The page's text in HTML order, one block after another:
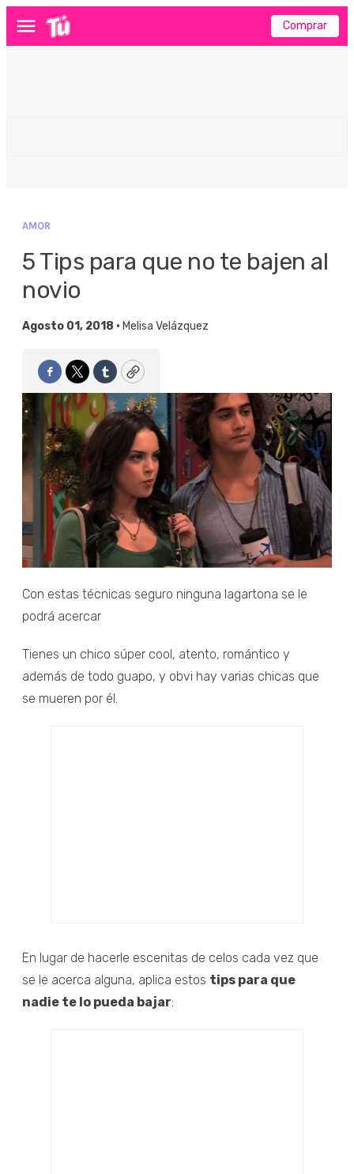
Menú Comprar
AMOR
5 Tips para que no te bajen al
novio
Agosto 01, 2018 • Melisa Velázquez
Facebook
TwitterTumblrCopy
Con estas técnicas seguro ninguna lagartona se le
podrá acercar
Tienes un chico súper cool, atento, romántico y
además de todo guapo, y obvi hay varias chicas que
se mueren por él.
En lugar de hacerle escenitas de celos cada vez que
se le acerca alguna, aplica estos tips para que
nadie te lo pueda bajar: